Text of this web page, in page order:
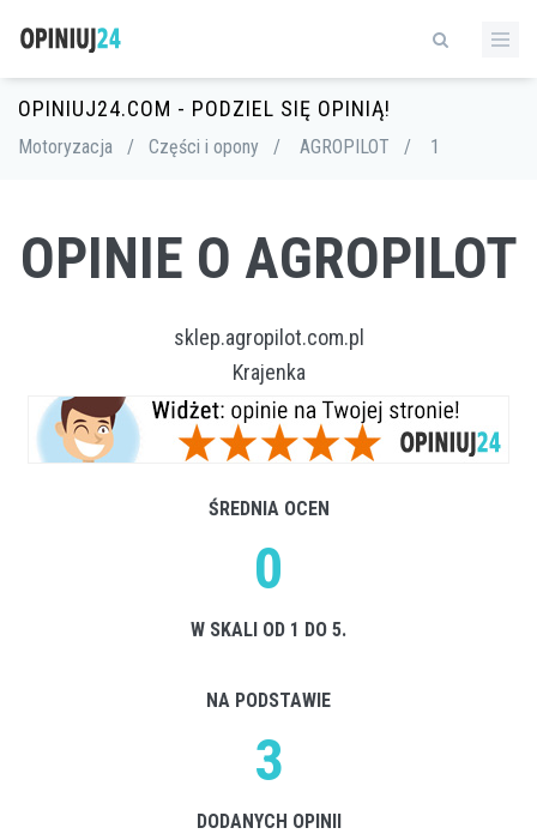
OPINIUJ24.COM - PODZIEL SIĘ OPINIĄ!
Motoryzacja / Części i opony / AGROPILOT / 1
OPINIE O AGROPILOT
sklep.agropilot.com.pl
Krajenka
ŚREDNIA OCEN
0
W SKALI OD 1 DO 5.
NA PODSTAWIE
3
DODANYCH OPINII